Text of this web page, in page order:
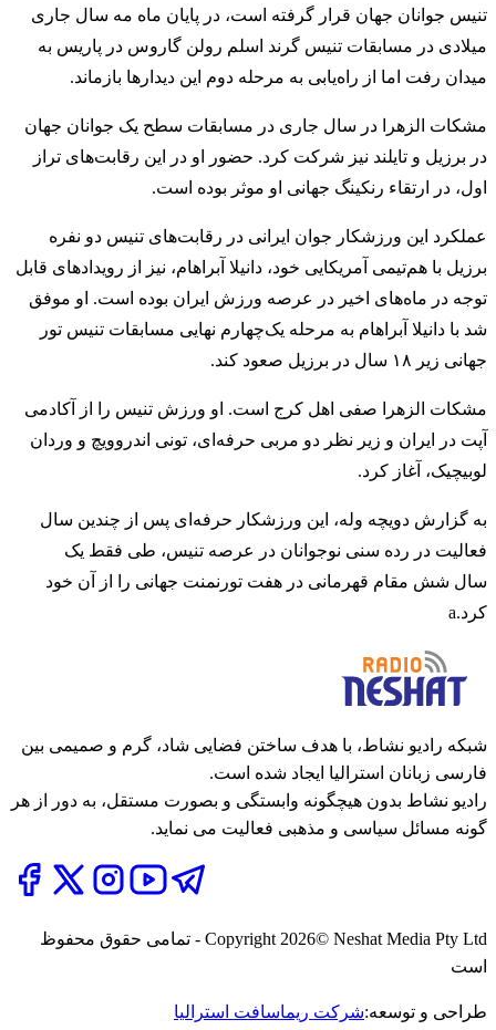
تنیس جوانان جهان قرار گرفته است، در پایان ماه مه سال جاری
میلادی در مسابقات تنیس گرند اسلم رولن گاروس در پاریس به
میدان رفت اما از راه‌یابی به مرحله دوم این دیدارها بازماند.
مشکات الزهرا در سال جاری در مسابقات سطح یک جوانان جهان
در برزیل و تایلند نیز شرکت کرد. حضور او در این رقابت‌های تراز
اول، در ارتقاء رنکینگ جهانی او موثر بوده است.
عملکرد این ورزشکار جوان ایرانی در رقابت‌های تنیس دو نفره
برزیل با هم‌تیمی آمریکایی خود، دانیلا آبراهام، نیز از رویدادهای قابل
توجه در ماه‌های اخیر در عرصه ورزش ایران بوده است. او موفق
شد با دانیلا آبراهام به مرحله یک‌چهارم نهایی مسابقات تنیس تور
جهانی زیر ۱۸ سال در برزیل صعود کند.
مشکات الزهرا صفی اهل کرج است. او ورزش تنیس را از آکادمی
آپت در ایران و زیر نظر دو مربی حرفه‌ای، تونی اندروویچ و وردان
لوبیچیک، آغاز کرد.
به گزارش دویچه وله، این ورزشکار حرفه‌ای پس از چندین سال
فعالیت در رده سنی نوجوانان در عرصه تنیس، طی فقط یک
سال شش مقام قهرمانی در هفت تورنمنت جهانی را از آن خود
کرد.a
شبکه رادیو نشاط، با هدف ساختن فضایی شاد، گرم و صمیمی بین
فارسی زبانان استرالیا ایجاد شده است.
رادیو نشاط بدون هیچگونه وابستگی و بصورت مستقل، به دور از هر
گونه مسائل سیاسی و مذهبی فعالیت می نماید.
Copyright 2026
© Neshat Media Pty Ltd - تمامی حقوق محفوظ
است
طراحی و توسعه:شرکت ریماسافت استرالیا